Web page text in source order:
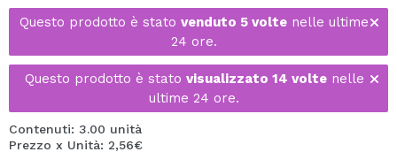
Questo prodotto è stato venduto 5 volte nelle ultime
24 ore.
Questo prodotto è stato visualizzato 14 voltenelle
ultime 24 ore.
Contenuti: 3.00 unità
Prezzo x Unità: 2,56€